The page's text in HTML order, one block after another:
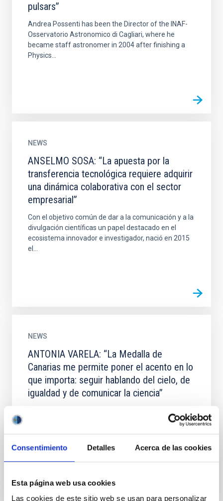
Consentimiento Detalles Acerca de las cookies
Esta página web usa cookies
Las cookies de este sitio web se usan para personalizar
pulsars”
Andrea Possenti has been the Director of the INAF-
Osservatorio Astronomico di Cagliari, where he
became staff astronomer in 2004 after finishing a
Physics...
NEWS
ANSELMO SOSA: “La apuesta por la
transferencia tecnológica requiere adquirir
una dinámica colaborativa con el sector
empresarial”
Con el objetivo común de dar a la comunicación y a la
divulgación científicas un papel destacado en el
ecosistema innovador e investigador, nació en 2015
el...
NEWS
ANTONIA VARELA: “La Medalla de
Canarias me permite poner el acento en lo
que importa: seguir hablando del cielo, de
igualdad y de comunicar la ciencia”
Instituto de Astrofísica de Canarias; presidenta de la